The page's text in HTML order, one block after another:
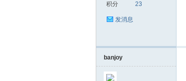
圳
积分 23
发消息
banjoy